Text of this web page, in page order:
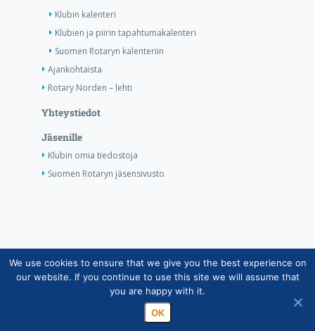
Klubin kalenteri
Klubien ja piirin tapahtumakalenteri
Suomen Rotaryn kalenteriin
Ajankohtaista
Rotary Norden – lehti
Yhteystiedot
Jäsenille
Klubin omia tiedostoja
Suomen Rotaryn jäsensivusto
Copyright © Suomen Rotarypalvelu ry 2026 |
Jäsentietojärjestelmän tietosuojaseloste| Henkilötietojen
käsittely Rotarytoiminnassa
We use cookies to ensure that we give you the best experience on
our website. If you continue to use this site we will assume that
you are happy with it.
OK